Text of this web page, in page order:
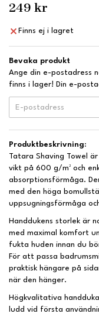
249 kr
Finns ej i lagret
Bevaka produkt
Ange din e-postadress
finns i lager! Din e-
Produktbeskrivning:
Tatara Shaving Towel
vikt på 600 g/m² och
absorptionsförmåga.
med den höga
uppsugningsförmåga
Handdukens storlek är
med maximal komfort
fukta huden innan du
För att passa
praktisk hängare på
när den hänger.
Högkvalitativa
ludd vid första